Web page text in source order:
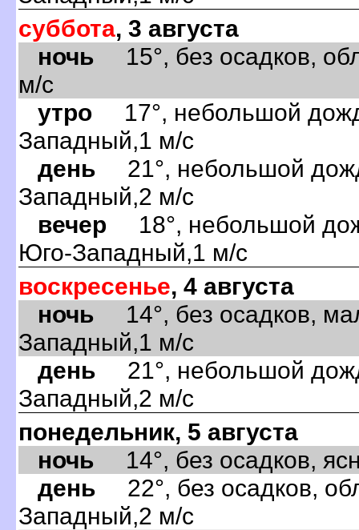
суббота, 3 августа
ночь 15°, без осадков,
м/с
утро 17°, небольшой
Западный,1 м/с
день 21°, небольшой
Западный,2 м/с
вечер 18°, небольшой
Юго-Западный,1 м/с
воскресенье, 4 августа
ночь 14°, без осадков,
Западный,1 м/с
день 21°, небольшой
Западный,2 м/с
понедельник, 5 августа
ночь 14°, без осадков,
день 22°, без осадков,
Западный,2 м/с